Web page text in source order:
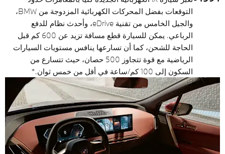
التوقعات بفضل المحركات الكهربائية المزدوجة من BMW،
والجيل الخامس من تقنية eDrive، وأحدث نظام للدفع
الرباعي. يمكن للسيارة قطع مسافة تزيد عن 600 كم قبل
الحاجة للشحن، كما أن تسارعها ينافس مستويات السيارات
الرياضية مع قوة تتجاوز 500 حصان، حيث تتسارع من
السكون إلى 100 كم/ساعة في أقل من خمس ثوان.*